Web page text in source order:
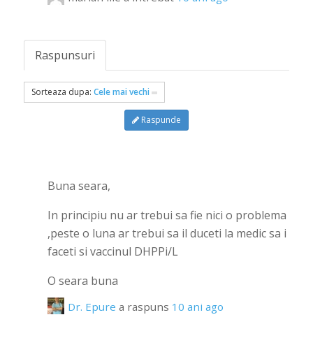
Raspunsuri
Sorteaza dupa: Cele mai vechi
Raspunde
Buna seara,
In principiu nu ar trebui sa fie nici o problema
,peste o luna ar trebui sa il duceti la medic sa i
faceti si vaccinul DHPPi/L
O seara buna
Dr. Epure a raspuns 10 ani ago